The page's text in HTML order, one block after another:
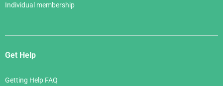
Individual membership
Get Help
Getting Help FAQ